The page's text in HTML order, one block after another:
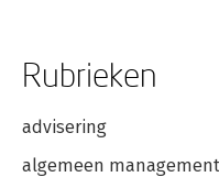
Rubrieken
advisering
algemeen management